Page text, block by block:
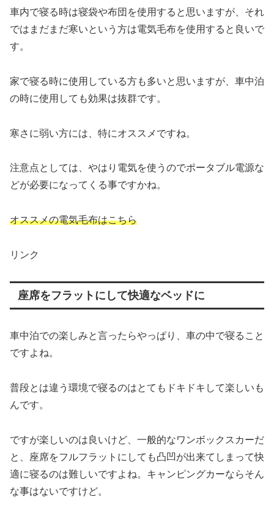
車内で寝る時は寝袋や布団を使用すると思いますが、それ
ではまだまだ寒いという方は電気毛布を使用すると良いで
す。
家で寝る時に使用している方も多いと思いますが、車中泊
の時に使用しても効果は抜群です。
寒さに弱い方には、特にオススメですね。
注意点としては、やはり電気を使うのでポータブル電源な
どが必要になってくる事ですかね。
オススメの電気毛布はこちら
リンク
座席をフラットにして快適なベッドに
車中泊での楽しみと言ったらやっぱり、車の中で寝ること
ですよね。
普段とは違う環境で寝るのはとてもドキドキして楽しいも
んです。
ですが楽しいのは良いけど、一般的なワンボックスカーだ
と、座席をフルフラットにしても凸凹が出来てしまって快
適に寝るのは難しいですよね。キャンピングカーならそん
な事はないですけど。